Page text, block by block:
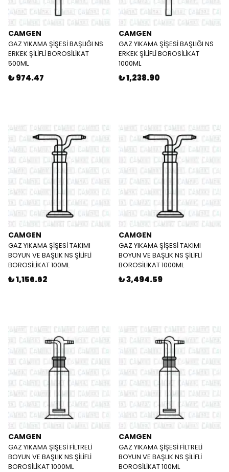
CAMGEN
GAZ YIKAMA ŞİŞESİ BAŞLIĞI NS
ERKEK ŞİLİFLİ BOROSİLİKAT
500ML
₺ 974.47
CAMGEN
GAZ YIKAMA ŞİŞESİ BAŞLIĞI NS
ERKEK ŞİLİFLİ BOROSİLİKAT
1000ML
₺ 1,238.90
CAMGEN
GAZ YIKAMA ŞİŞESİ TAKIMI
BOYUN VE BAŞLIK NS ŞİLİFLİ
BOROSİLİKAT 100ML
₺ 1,156.62
CAMGEN
GAZ YIKAMA ŞİŞESİ TAKIMI
BOYUN VE BAŞLIK NS ŞİLİFLİ
BOROSİLİKAT 1000ML
₺ 3,494.59
CAMGEN
GAZ YIKAMA ŞİŞESİ FİLTRELİ
BOYUN VE BAŞLIK NS ŞİLİFLİ
BOROSİLİKAT 1000ML
CAMGEN
GAZ YIKAMA ŞİŞESİ FİLTRELİ
BOYUN VE BAŞLIK NS ŞİLİFLİ
BOROSİLİKAT 100ML